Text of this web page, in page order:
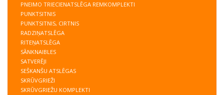
PNEIMO TRIECIENATSLĒGA REMKOMPLEKTI
PUNKTSITNIS
PUNKTSITNIS, CIRTNIS
RADZIŅATSLĒGA
RITEŅATSLĒGA
SĀNKNAIBLES
SATVERĒJI
SEŠKANŠU ATSLĒGAS
SKRŪVGRIEŽI
SKRŪVGRIEŽU KOMPLEKTI